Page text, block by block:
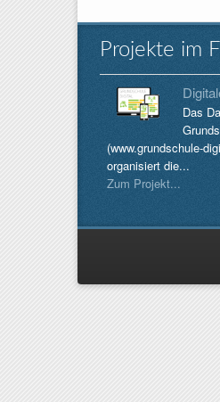
Projekte im
Das
(www.grundschule-
organisiert die...
Zum Projekt...